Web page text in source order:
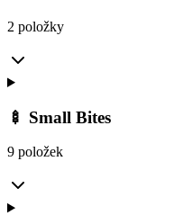
2 položky
🍢 Small Bites
9 položek